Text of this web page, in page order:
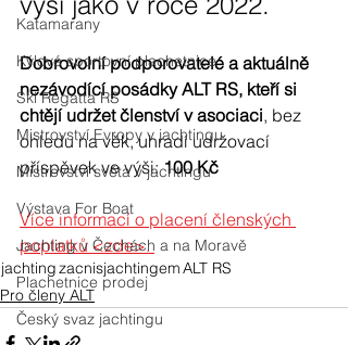
Katamarany
Kýlové sportovní plachetnice
Ski Regatta RS
Mistrovství Evropy v jachtingu
Mistrovství světa v jachtingu
Výstava For Boat
Jachting v Čechách a na Moravě
Plachetnice prodej
Český svaz jachtingu
Dobrovolní podporovatelé a aktuálně
nezávodící posádky ALT RS, kteří si
chtějí udržet členství v asociaci, bez
ohledu na věk, uhradí udržovací
příspěvek ve výši: 100 Kč
Více informací o placení členských
poplatků <zde>.
jachtingzacnisjachtingemALT RS
Pro členy ALT